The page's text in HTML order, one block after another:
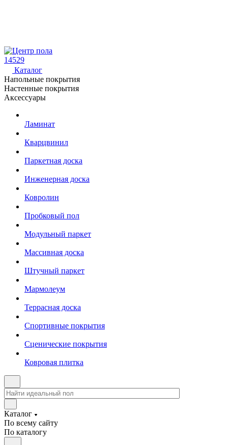
14529
Каталог
Напольные покрытия
Настенные покрытия
Аксессуары
Ламинат
Кварцвинил
Паркетная доска
Инженерная доска
Ковролин
Пробковый пол
Модульный паркет
Массивная доска
Штучный паркет
Мармолеум
Террасная доска
Спортивные покрытия
Сценические покрытия
Ковровая плитка
Каталог
По всему сайту
По каталогу